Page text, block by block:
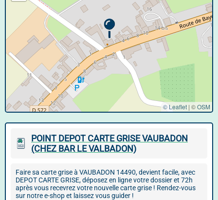
© Leaflet | ©OSM
POINT DEPOT CARTE GRISE VAUBADON
(CHEZ BAR LE VALBADON)
Faire sa carte grise à VAUBADON 14490, devient facile, avec
DEPOT CARTE GRISE, déposez en ligne votre dossier et 72h
après vous recevrez votre nouvelle carte grise ! Rendez-vous
sur notre e-shop et laissez vous guider !